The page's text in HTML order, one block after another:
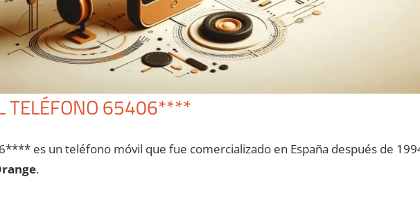
TELÉFONO 65406****
es un teléfono móvil quе fue comercializado en España después dе
.